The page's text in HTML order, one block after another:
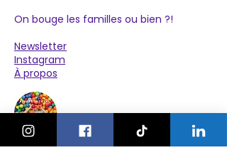
On bouge les familles ou bien ?!
Newsletter
Instagram
À propos